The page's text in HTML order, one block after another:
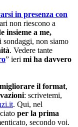
in presenza con
non riescono a
insieme a me,
sondaggi, non siamo
. Vedere tante
” ieri mi ha davvero
migliorare il format,
: scrivetemi,
. Qui, nel
per la prima
secondo voi.